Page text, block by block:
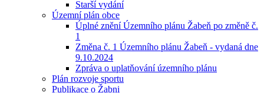
Starší vydání
Územní plán obce
Úplné znění Územního plánu Žabeň po změně č.
1
Změna č. 1 Územního plánu Žabeň - vydaná dne
9.10.2024
Zpráva o uplatňování územního plánu
Plán rozvoje sportu
Publikace o Žabni